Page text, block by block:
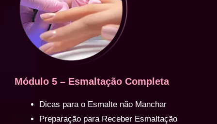
Módulo 5 – Esmaltação Completa
Dicas para o Esmalte não Manchar
Preparação para Receber Esmaltação